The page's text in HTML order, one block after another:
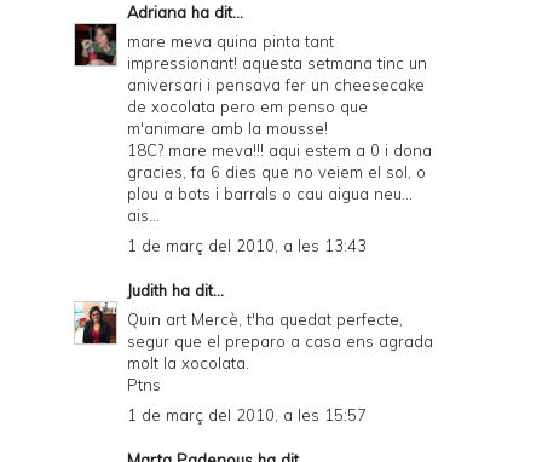
Adriana ha dit...
mare meva quina pinta tant
impressionant! aquesta setmana tinc un
aniversari i pensava fer un cheesecake
de xocolata pero em penso que
m'animare amb la mousse!
18C? mare meva!!! aqui estem a 0 i dona
gracies, fa 6 dies que no veiem el sol, o
plou a bots i barrals o cau aigua neu...
ais...
1 de març del 2010, a les 13:43
Judith ha dit...
Quin art Mercè, t'ha quedat perfecte,
segur que el preparo a casa ens agrada
molt la xocolata.
Ptns
1 de març del 2010, a les 15:57